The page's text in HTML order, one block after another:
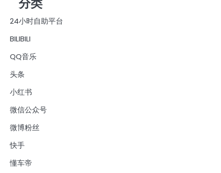
分类
24小时自助平台
BILIBILI
QQ音乐
头条
小红书
微信公众号
微博粉丝
快手
懂车帝